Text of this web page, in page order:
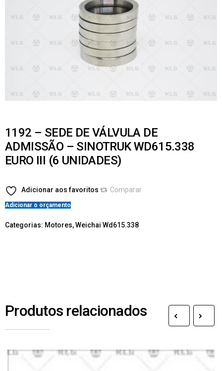
1192 – SEDE DE VÁLVULA DE
ADMISSÃO – SINOTRUK WD615.338
EURO III (6 UNIDADES)
Adicionar aos favoritos Comparar
Adicionar o orçamento
Categorias: Motores,Weichai Wd615.338
Produtos relacionados